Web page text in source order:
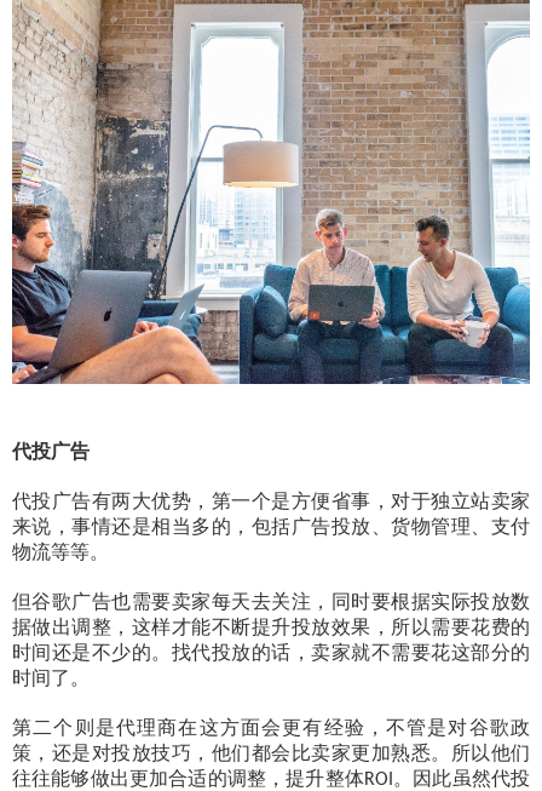
代投广告
代投广告有两大优势，第一个是方便省事，对于独立站卖家
来说，事情还是相当多的，包括广告投放、货物管理、支付
物流等等。
但谷歌广告也需要卖家每天去关注，同时要根据实际投放数
据做出调整，这样才能不断提升投放效果，所以需要花费的
时间还是不少的。找代投放的话，卖家就不需要花这部分的
时间了。
第二个则是代理商在这方面会更有经验，不管是对谷歌政
策，还是对投放技巧，他们都会比卖家更加熟悉。所以他们
往往能够做出更加合适的调整，提升整体ROI 。因此虽然代投